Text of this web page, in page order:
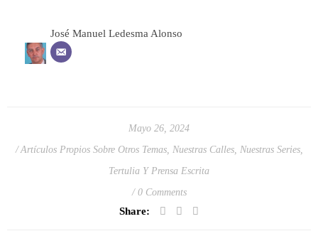
José Manuel Ledesma Alonso
Mayo 26, 2024
Artículos Propios Sobre Otros Temas, Nuestras Calles, Nuestras Series,
Tertulia Y Prensa Escrita
0 Comments
Share: